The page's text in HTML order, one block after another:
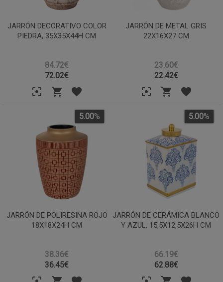
JARRÓN DECORATIVO COLOR
PIEDRA, 35X35X44H CM
84.72€
72.02€
JARRÓN DE METAL GRIS
22X16X27 CM
23.60€
22.42€
JARRÓN DE POLIRESINA ROJO
18X18X24H CM
38.36€
5.00%
36.45€
JARRÓN DE CERÁMICA BLANCO
Y AZUL, 15,5X12,5X26H CM
66.19€
5.00%
62.88€